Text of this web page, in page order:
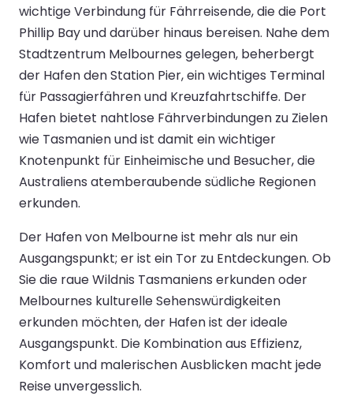
wichtige Verbindung für Fährreisende, die die Port
Phillip Bay und darüber hinaus bereisen. Nahe dem
Stadtzentrum Melbournes gelegen, beherbergt
der Hafen den Station Pier, ein wichtiges Terminal
für Passagierfähren und Kreuzfahrtschiffe. Der
Hafen bietet nahtlose Fährverbindungen zu Zielen
wie Tasmanien und ist damit ein wichtiger
Knotenpunkt für Einheimische und Besucher, die
Australiens atemberaubende südliche Regionen
erkunden.
Der Hafen von Melbourne ist mehr als nur ein
Ausgangspunkt; er ist ein Tor zu Entdeckungen. Ob
Sie die raue Wildnis Tasmaniens erkunden oder
Melbournes kulturelle Sehenswürdigkeiten
erkunden möchten, der Hafen ist der ideale
Ausgangspunkt. Die Kombination aus Effizienz,
Komfort und malerischen Ausblicken macht jede
Reise unvergesslich.